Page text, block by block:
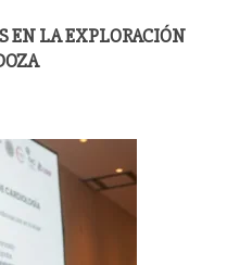
EN LA EXPLORACIÓN